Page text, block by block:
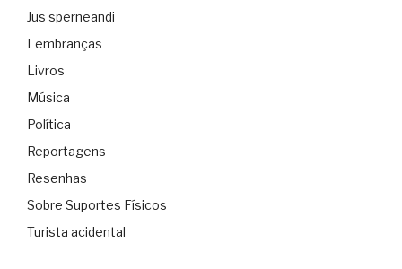
Jus sperneandi
Lembranças
Livros
Música
Política
Reportagens
Resenhas
Sobre Suportes Físicos
Turista acidental